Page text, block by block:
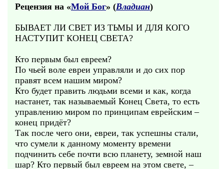
Рецензия на «Мой Бог» (Владиан)
БЫВАЕТ ЛИ СВЕТ ИЗ ТЬМЫ И ДЛЯ КОГО
НАСТУПИТ КОНЕЦ СВЕТА?
Кто первым был евреем?
По чьей воле евреи управляли и до сих пор
правят всем нашим миром?
Кто будет править людьми всеми и как, когда
настанет, так называемый Конец Света, то есть
управлению миром по принципам еврейским –
конец придёт?
Так после чего они, евреи, так успешны стали,
что сумели к данному моменту времени
подчинить себе почти всю планету, земной наш
шар? Кто первый был евреем на этом свете, –